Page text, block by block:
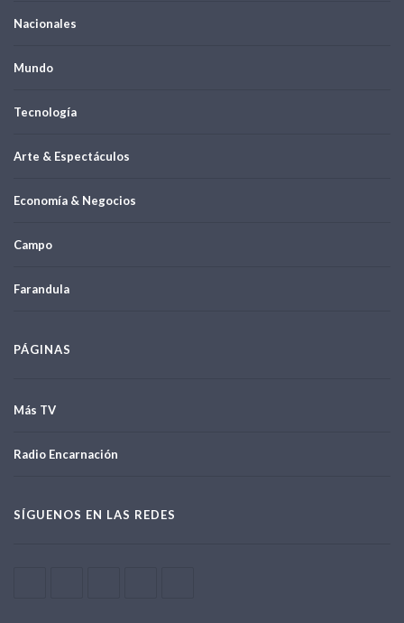
Nacionales
Mundo
Tecnología
Arte & Espectáculos
Economía & Negocios
Campo
Farandula
PÁGINAS
Más TV
Radio Encarnación
SÍGUENOS EN LAS REDES